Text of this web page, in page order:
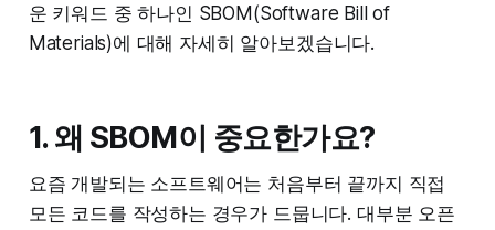
운 키워드 중 하나인 SBOM(Software Bill of
Materials)에 대해 자세히 알아보겠습니다.
1. 왜 SBOM이 중요한가요?
요즘 개발되는 소프트웨어는 처음부터 끝까지 직접
모든 코드를 작성하는 경우가 드뭅니다. 대부분 오픈